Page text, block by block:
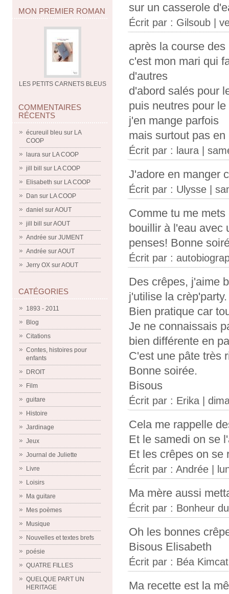
MON PREMIER ROMAN
LES PETITS CARNETS BLEUS
COMMENTAIRES
RÉCENTS
écureuil bleu sur LA
COOP
laura sur LA COOP
jill bill
sur LA COOP
Elisabeth sur LA COOP
Dan sur LA COOP
daniel surAOUT
jill bill
surAOUT
Andrée sur JUMENT
Andrée surAOUT
Jerry OX surAOUT
CATÉGORIES
1893 - 2011
Blog
Citations
Contes, histoires pour
enfants
DROIT
Film
guitare
Histoire
Jardinage
Jeux
Journal de Juliette
Livre
Loisirs
Ma guitare
Mes poèmes
Musique
Nouvelles et textes brefs
poésie
QUATRE FILLES
QUELQUE PART UN
HERITAGE
sur un casserole
Écrit par : Gilsoub |
après la course
c'est mon mari qui
d'autres
d'abord salés pour
puis neutres pour
j'en mange parfois
mais surtout pas
Écrit par : laura |
J'adore en manger
Écrit par : Ulysse |
Comme tu me
bouillir à l'eau avec
penses! Bonne
Écrit par :
Des crêpes, j'aime
j'utilise la crèp'party.
Bien pratique car
Je ne connaissais
bien différente en
C'est une pâte très
Bonne soirée.
Bisous
Écrit par : Erika |
Cela me rappelle
Et le samedi on se
Et les crêpes on se
Écrit par : Andrée |
Ma mère aussi
Écrit par : Bonheur
Oh les bonnes
Bisous Elisabeth
Écrit par : Béa Kimcat
Ma recette est la